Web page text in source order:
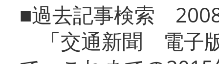
■過去記事検索
「交通新聞 電子